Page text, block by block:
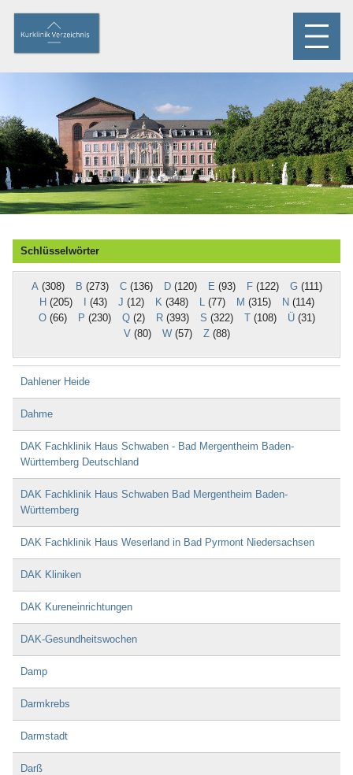
Schlüsselwörter
A(308) B (273) C(136) D(120) E (93) F(122) G(111)
H (205) (43) J (12) K(348) L(77) M (315) N (114)
O(66) P (230) Q(2) R(393) S (322) T(108) Ü(31)
V(80) W(57) Z(88)
Dahlener Heide
Dahme
DAK Fachklinik Haus Schwaben - Bad Mergentheim Baden-
Württemberg Deutschland
DAK Fachklinik Haus Schwaben Bad Mergentheim Baden-
Württemberg
DAK Fachklinik Haus Weserland in Bad Pyrmont Niedersachsen
DAK Kliniken
DAK Kureneinrichtungen
DAK-Gesundheitswochen
Damp
Darmkrebs
Darmstadt
Darß